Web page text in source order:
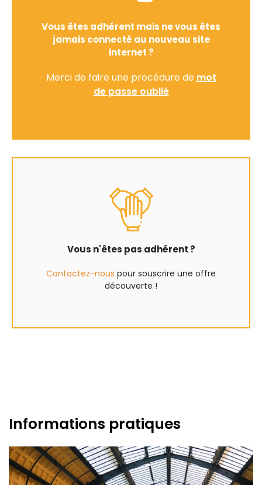
Vous êtes adhérent mais ne vous êtes
jamais connecté au nouveau site
internet ?
Merci de faire une procédure de mot
de passe oublié
Vous n'êtes pas adhérent ?
Contactez-nous pour souscrire une offre
découverte !
Informations pratiques